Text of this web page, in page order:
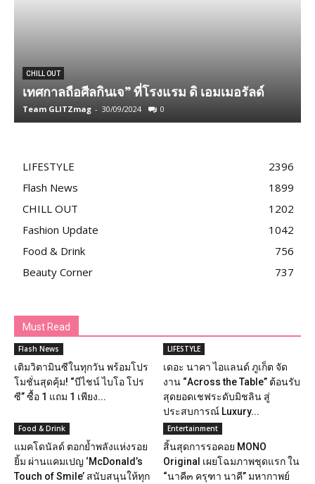
CHILL OUT
เทศกาลถือศีลกินเจ” ที่โรงแรม ดิ เอมเมอรัลด์
Team GLITZmag - 30/09/2024 0
LIFESTYLE
2396
Flash News
1899
CHILL OUT
1202
Fashion Update
1042
Food & Drink
756
Beauty Corner
737
Must Read
Flash News
เติมวิตามินซีในทุกวัน พร้อมโปร
โมชั่นสุดคุ้ม! “บีไชน์ ไบโอ โปร
ซี” ซื้อ 1 แถม 1 เพียง...
LIFESTYLE
เดอะ นาคา ไอแลนด์ ภูเก็ต จัด
งาน “Across the Table” ต้อนรับ
สุดยอดเชฟระดับมิชลิน สู่
ประสบการณ์ Luxury...
Food & Drink
แมคโดนัลด์ ตอกย้ำพลังแห่งรอย
ยิ้ม ผ่านแคมเปญ ‘McDonald’s
Touch of Smile’ สนับสนุนให้ทุก
Entertainment
สิ้นสุดการรอคอย MONO
Original เผยโฉมภาพชุดแรก ใน
“นาคี๓ ครุฑา นาคี” มหากาพย์